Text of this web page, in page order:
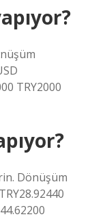
TRY2000
Dönüşüm